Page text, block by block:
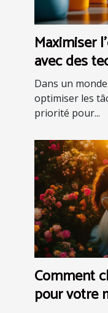
Maximiser
avec des
Dans un
optimiser les
priorité pour...
Comment
pour votre